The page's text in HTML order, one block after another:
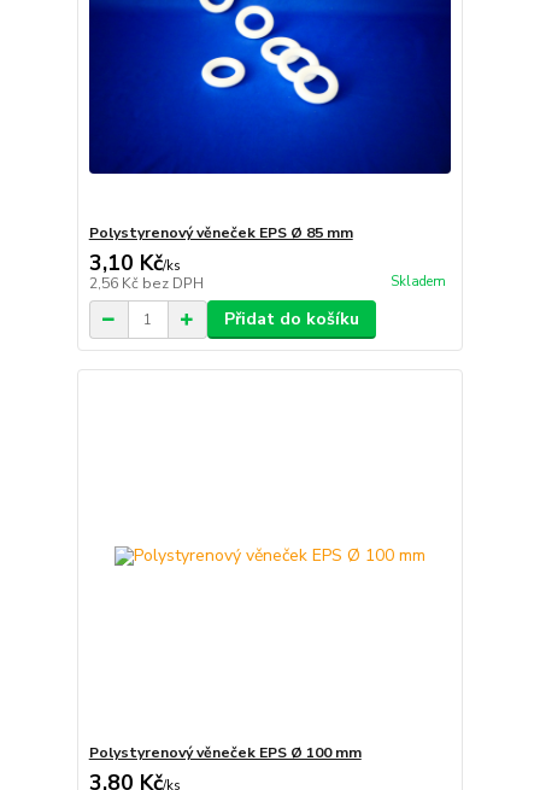
Polystyrenový věneček EPS Ø 85 mm
3,10 Kč/ks
2,56 Kč bez DPH Skladem
Přidat do košíku
Polystyrenový věneček EPS Ø 100 mm
3,80 Kč/ks